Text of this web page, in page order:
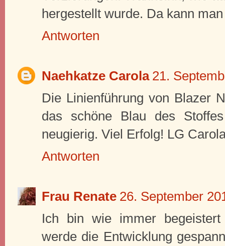
hergestellt wurde. Da kann
Antworten
Naehkatze Carola 21.
Die Linienführung von Blazer
das schöne Blau des
neugierig. Viel Erfolg! LG
Antworten
Frau Renate 26. September
Ich bin wie immer
werde die Entwicklung